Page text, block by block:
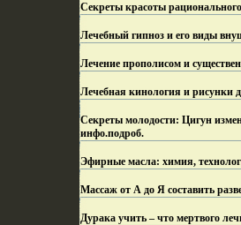
Секреты красоты
Лечебный гипноз и его виды
Лечение прополисом и
Лечебная кинология и рисунки
Секреты молодости: Цигун
инфо.подроб.
Эфирные масла: химия,
Массаж от А до Я составить
Дурака учить – что мертвого